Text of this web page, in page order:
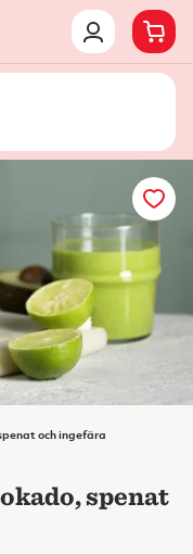
och ingefära
spenat